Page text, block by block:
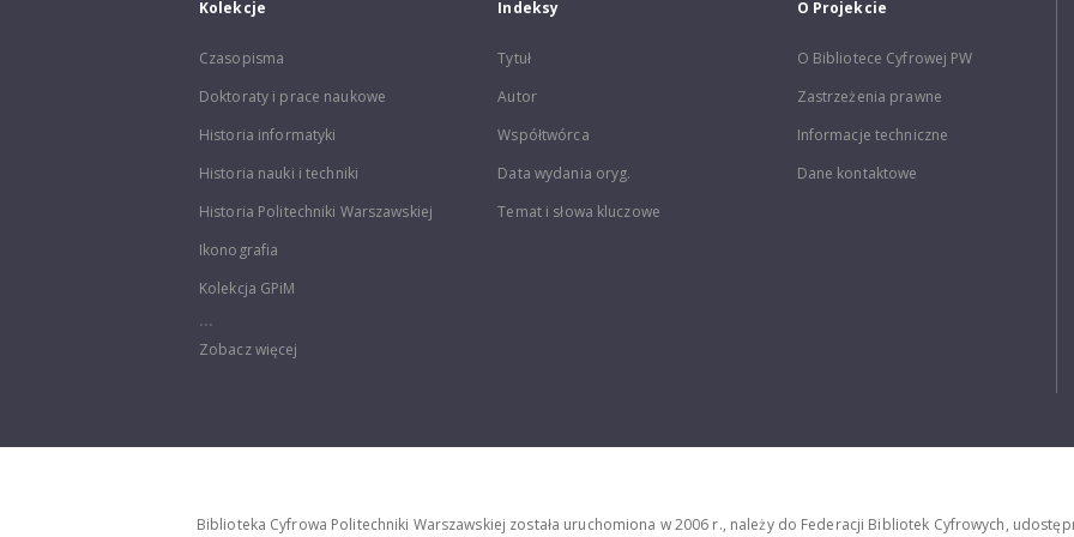
Kolekcje
Czasopisma
Doktoraty i prace naukowe
Historia informatyki
Historia nauki i techniki
Historia Politechniki Warszawskiej
Ikonografia
Kolekcja GPiM
...
Zobacz więcej
Indeksy
Tytuł
Autor
Współtwórca
Data wydania oryg.
Temat i słowa kluczowe
O Projekcie
O Bibliotece Cyfrowej PW
Zastrzeżenia prawne
Informacje techniczne
Dane kontaktowe
Biblioteka Cyfrowa Politechniki Warszawskiej została uruchomiona w 2006 r., należy do Federacji Bibliotek Cyfrowych,